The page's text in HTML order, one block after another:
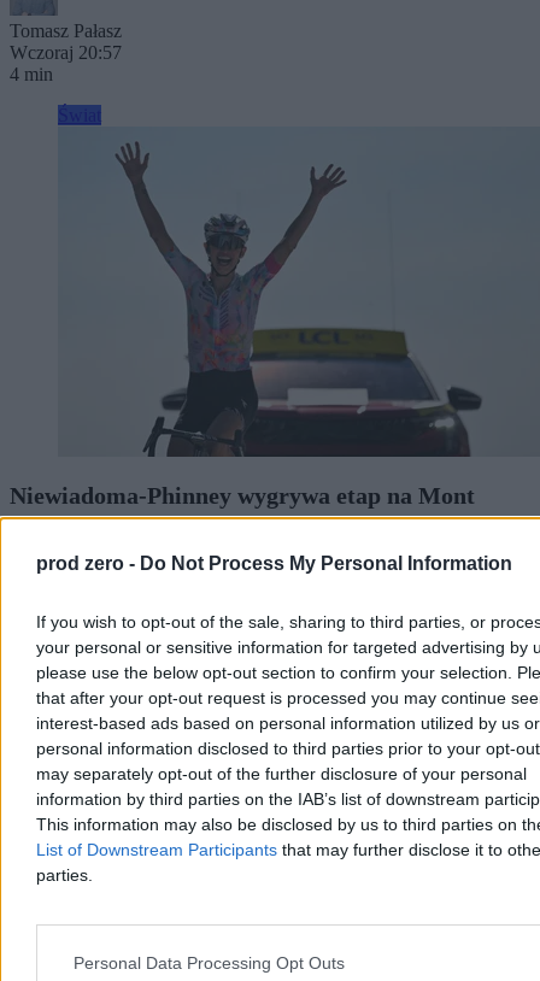
prod zero - Do Not Process My Personal Information
If you wish to opt-out of the sale, sharing to third parties, or
your personal or sensitive information for targeted advertising by
please use the below opt-out section to confirm your selection.
that after your opt-out request is processed you may continue
interest-based ads based on personal information utilized by us or
personal information disclosed to third parties prior to your opt-
may separately opt-out of the further disclosure of your personal
information by third parties on the IAB’s list of downstream
This information may also be disclosed by us to third parties on
List of Downstream Participants that may further disclose it to
parties.
Personal Data Processing Opt Outs
Tomasz Pałasz
Wczoraj 20:57
4 min
Niewiadoma-Phinney wygrywa etap na Mont
Ventoux. Polka liderką Tour de France
Katarzyna Niewiadoma-Phinney (Canyon-SRAM) wygrała 7. etap
została nową liderką klasyfikacji generalnej. To jej pierwsze
etapowe zwycięstwo od 2019 r. Ósma na etapie była Dominika
Włodarczyk (UAE Team ADQ), tracąc 3 minuty i 26 sekund.
Tomasz Pałasz
Wczoraj 19:27
3 min
Reklama
Reklama